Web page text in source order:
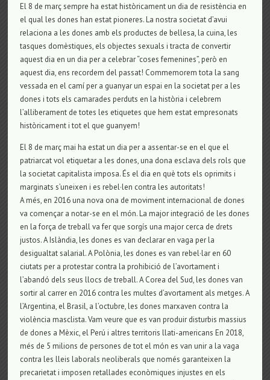
El 8 de març sempre ha estat històricament un dia de resistència en
el qual les dones han estat pioneres. La nostra societat d’avui
relaciona a les dones amb els productes de bellesa, la cuina, les
tasques domèstiques, els objectes sexuals i tracta de convertir
aquest dia en un dia per a celebrar “coses femenines”, però en
aquest dia, ens recordem del passat! Commemorem tota la sang
vessada en el camí per a guanyar un espai en la societat per a les
dones i tots els camarades perduts en la història i celebrem
l’alliberament de totes les etiquetes que hem estat empresonats
històricament i tot el que guanyem!
El 8 de març mai ha estat un dia per a assentar-se en el que el
patriarcat vol etiquetar a les dones, una dona esclava dels rols que
la societat capitalista imposa. És el dia en què tots els oprimits i
marginats s’uneixen i es rebel·len contra les autoritats!
A més, en 2016 una nova ona de moviment internacional de dones
va començar a notar-se en el món. La major integració de les dones
en la força de treball va fer que sorgís una major cerca de drets
justos. A Islàndia, les dones es van declarar en vaga per la
desigualtat salarial. A Polònia, les dones es van rebel·lar en 60
ciutats per a protestar contra la prohibició de l’avortament i
l’abandó dels seus llocs de treball. A Corea del Sud, les dones van
sortir al carrer en 2016 contra les multes d’avortament als metges. A
l’Argentina, el Brasil, a l’octubre, les dones marxaven contra la
violència masclista. Vam veure que es van produir disturbis massius
de dones a Mèxic, el Perú i altres territoris llati-americans En 2018,
més de 5 milions de persones de tot el món es van unir a la vaga
contra les lleis laborals neoliberals que només garanteixen la
precarietat i imposen retallades econòmiques injustes en els